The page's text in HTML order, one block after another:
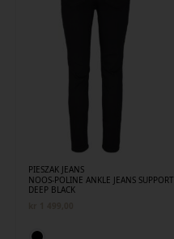
PIESZAK JEANS
NOOS-POLINE ANKLE JEANS SUPPORT
DEEP BLACK